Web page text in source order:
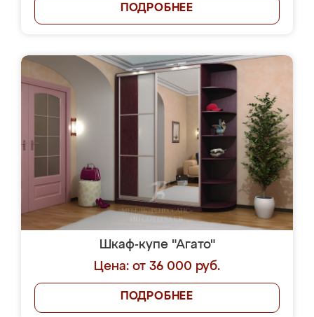
ПОДРОБНЕЕ
Шкаф-купе "Агато"
Цена: от 36 000 руб.
ПОДРОБНЕЕ